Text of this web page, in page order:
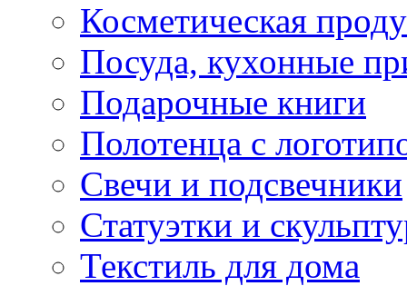
Косметическая
Посуда, кухонные
Подарочные книги
Полотенца с
Свечи и подсвечники
Статуэтки и
Текстиль для дома